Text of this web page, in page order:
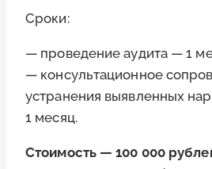
Сроки:
— проведение аудита — 1
— консультационное
устранения выявленных
1 месяц.
Стоимость — 100 000